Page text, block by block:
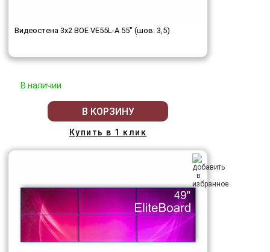
Видеостена 3x2 BOE VE55L-A 55" (шов: 3,5)
В наличии
В КОРЗИНУ
Купить в 1 клик